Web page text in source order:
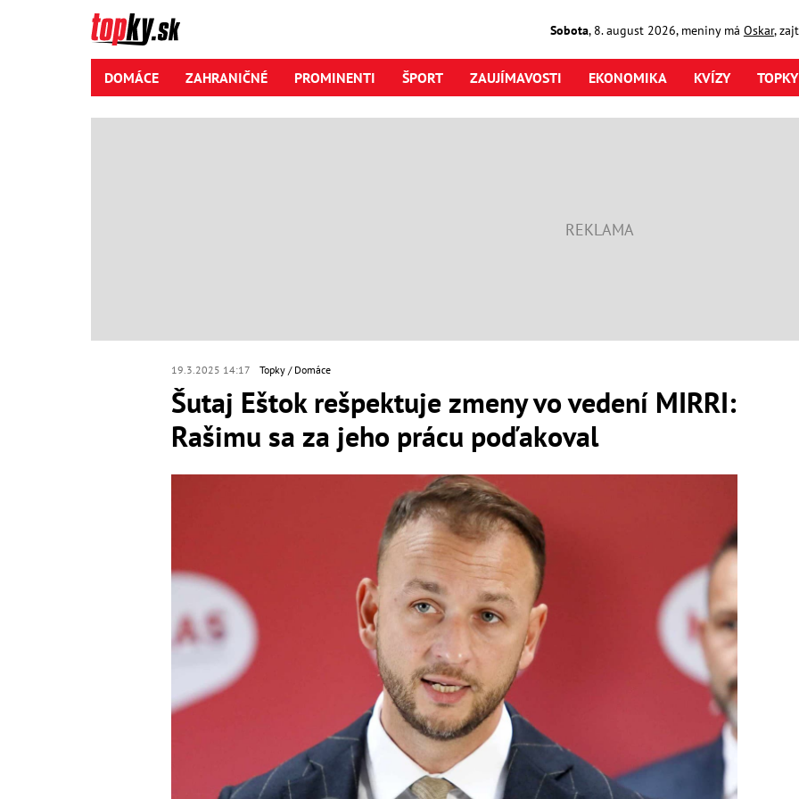
Sobota, 8. august2026, meniny má Oskar,
DOMÁCE ZAHRANIČNÉ PROMINENTI ŠPORT ZAUJÍMAVOSTI EKONOMIKA KVÍZY
19.3.2025 14:17 Topky Domáce
Šutaj Eštok rešpektuje zmeny vo vedení MIRRI:
Rašimu sa za jeho prácu poďakoval